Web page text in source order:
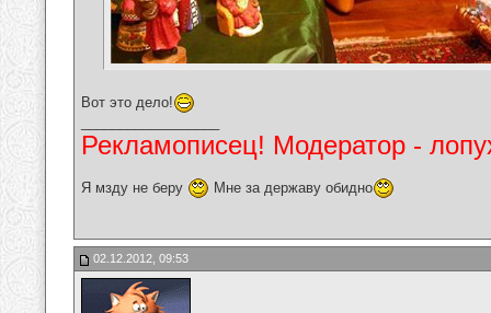
Вот это дело!
Рекламописец! Модератор -
Я мзду не беру Мне за державу обидно
02.12.2012, 09:53